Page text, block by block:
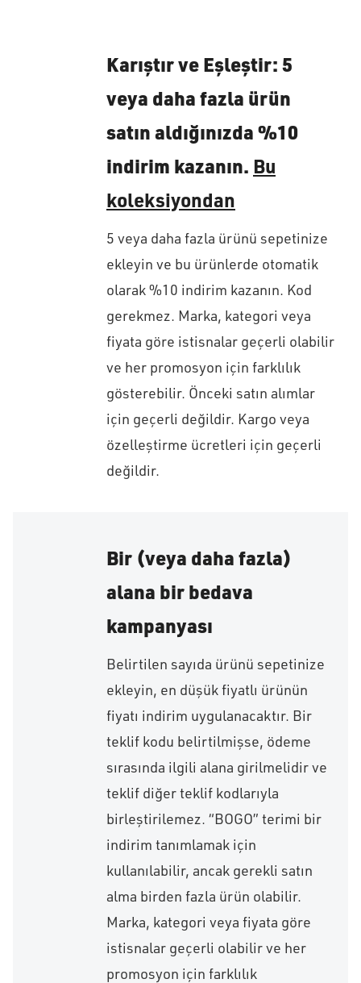
Karıştır ve Eşleştir: 5
veya daha fazla ürün
satın aldığınızda %10
indirim kazanın. Bu
koleksiyondan
5 veya daha fazla ürünü sepetinize
ekleyin ve bu ürünlerde otomatik
olarak %10 indirim kazanın. Kod
gerekmez. Marka, kategori veya
fiyata göre istisnalar geçerli olabilir
ve her promosyon için farklılık
gösterebilir. Önceki satın alımlar
için geçerli değildir. Kargo veya
özelleştirme ücretleri için geçerli
değildir.
Bir (veya daha fazla)
alana bir bedava
kampanyası
Belirtilen sayıda ürünü sepetinize
ekleyin, en düşük fiyatlı ürünün
fiyatı indirim uygulanacaktır. Bir
teklif kodu belirtilmişse, ödeme
sırasında ilgili alana girilmelidir ve
teklif diğer teklif kodlarıyla
birleştirilemez. “BOGO” terimi bir
indirim tanımlamak için
kullanılabilir, ancak gerekli satın
alma birden fazla ürün olabilir.
Marka, kategori veya fiyata göre
istisnalar geçerli olabilir ve her
promosyon için farklılık